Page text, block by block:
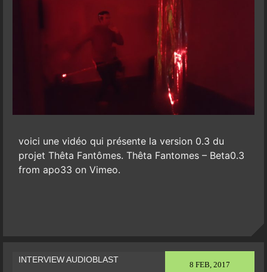
voici une vidéo qui présente la version 0.3 du
projet Thêta Fantômes. Thêta Fantomes – Beta0.3
from apo33 on Vimeo.
8 FEB, 2017
INTERVIEW AUDIOBLAST